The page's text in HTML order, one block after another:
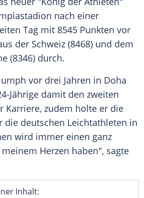
nach einer
Tag mit 8545 Punkten vor
der Schweiz (8468) und dem
(8346) durch.
vor drei Jahren in Doha
Jährige damit den zweiten
Karriere, zudem holte er die
deutschen Leichtathleten in
wird immer einen ganz
Herzen haben", sagte
Inhalt: